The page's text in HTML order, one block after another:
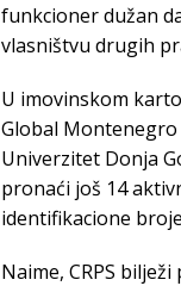
funkcioner dužan
vlasništvu drugih
U imovinskom
Global
Univerzitet Donja
pronaći još 14
identifikacione
Naime, CRPS